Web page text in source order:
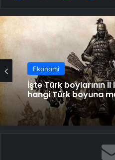
Ekonomi
İşte Türk boylarının il
hangi Türk boyuna